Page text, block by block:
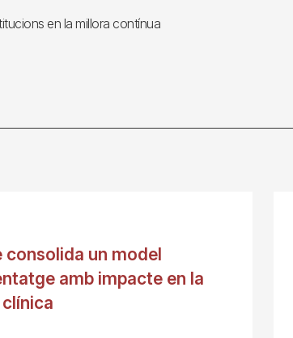
en la millora contínua
consolida un model
amb impacte en la